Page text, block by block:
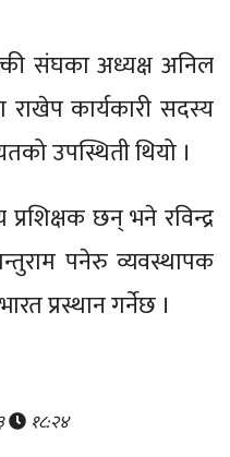
संघका अध्यक्ष अनिल
राखेप कार्यकारी सदस्य
उपस्थिती थियो ।
छन् भने रविन्द्र
पनेरु व्यवस्थापक
प्रस्थान गर्नेछ ।
१८:२४